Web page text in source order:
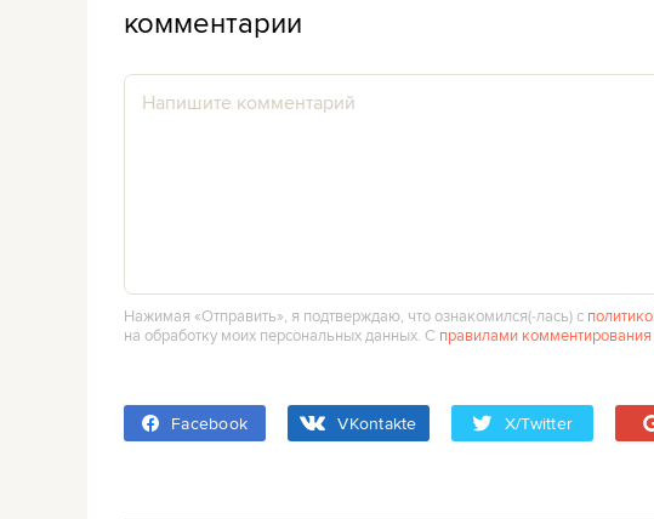
комментарии
Нажимая «Отправить», я подтверждаю, что ознакомился(‑лась) с
на обработку моих персональных данных. С правилами комментирования
Facebook VKontakte X/Twitter